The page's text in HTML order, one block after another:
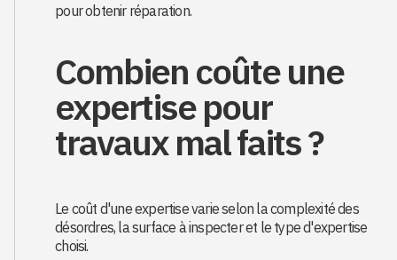
pour obtenir réparation.
Combien coûte une
expertise pour
travaux mal faits ?
Le coût d'une expertise varie selon la complexité des
désordres, la surface à inspecter et le type d'expertise
choisi.